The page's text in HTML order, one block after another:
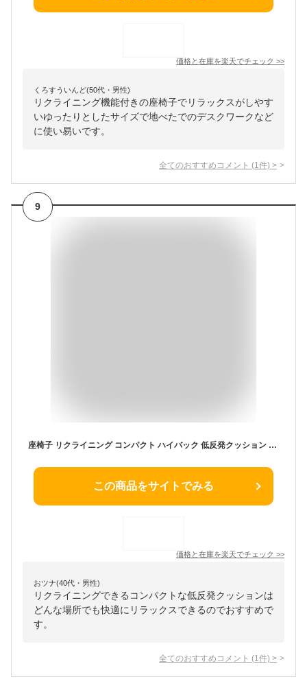
価格と在庫を楽天でチェック >>
くろすういんど(50代・男性)
リクライニング機能付きの座椅子でリラックスがしやす
いゆったりとしたサイズで地べたでのデスクワークなど
に使い易いです。
全てのおすすめコメント (1 件) >
9
座椅子 リクライニング コンパクト ハイバック 低反発クッション 3WAY ソファーベッド フロアチェア 椅子 背 おしゃれ ふわふわ 座いす 軽量 一人掛け 折り畳み シングル ファブリック マイクロファイバー グレー 完成品 42段階 母の日
この商品をサイトでみる
価格と在庫を楽天でチェック >>
おツナ(40代・男性)
リクライニングできるコンパクトな低反発クッションは
どんな場所でも快適にリラックスできるのでおすすめで
す。
全てのおすすめコメント (1 件) >